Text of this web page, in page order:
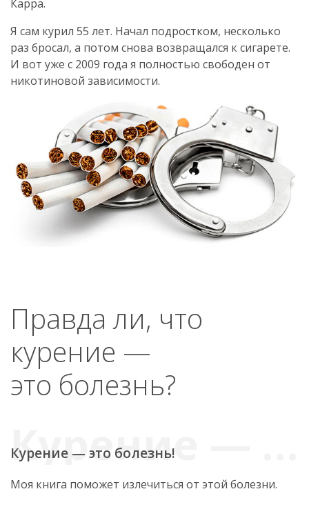
Карра.
Я сам курил 55 лет. Начал подростком, несколько
раз бросал, а потом снова возвращался к сигарете.
И вот уже с 2009 года я полностью свободен от
никотиновой зависимости.
Правда ли, что
курение —
это болезнь?
Курение — это болезнь!
Моя книга поможет излечиться от этой болезни.